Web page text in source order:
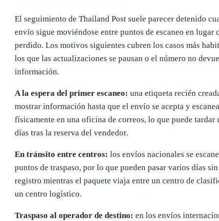
El seguimiento de Thailand Post suele parecer detenido
envío sigue moviéndose entre puntos de escaneo en lugar
perdido. Los motivos siguientes cubren los casos más
los que las actualizaciones se pausan o el número no
información.
A la espera del primer escaneo: una etiqueta recién
mostrar información hasta que el envío se acepta y escanea
físicamente en una oficina de correos, lo que puede tardar
días tras la reserva del vendedor.
En tránsito entre centros: los envíos nacionales se
puntos de traspaso, por lo que pueden pasar varios días
registro mientras el paquete viaja entre un centro de
un centro logístico.
Traspaso al operador de destino: en los envíos